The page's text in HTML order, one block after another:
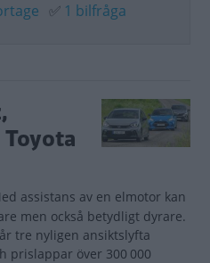
✅ 1 bilfråga
assistans av en elmotor kan
men också betydligt dyrare.
tre nyligen ansiktslyfta
prislappar över 300 000